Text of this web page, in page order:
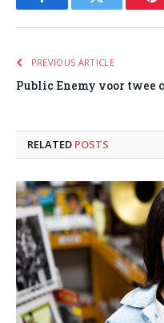
FacebookTwitter
PREVIOUS ARTICLE
Public Enemy voor twee
RELATED POSTS